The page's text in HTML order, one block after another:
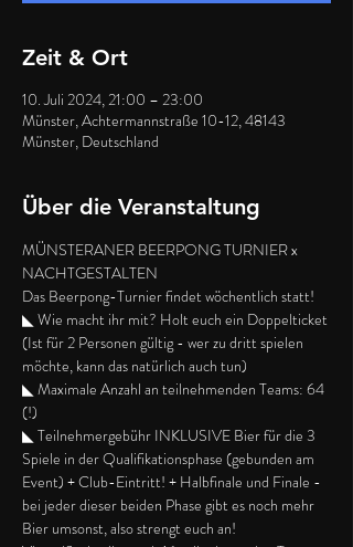
Zeit & Ort
10. Juli 2024, 21:00 – 23:00
Münster, Achtermannstraße 10-12, 48143
Münster, Deutschland
Über die Veranstaltung
MÜNSTERANER BEERPONG TURNIER x
NACHTGESTALTEN
Das Beerpong-Turnier findet wöchentlich statt!
◣ Wie macht ihr mit? Holt euch ein Doppelticket
(Ist für 2 Personen gültig - wer zu dritt spielen
möchte, kann das natürlich auch tun)
◣ Maximale Anzahl an teilnehmenden Teams: 64
(!)
◣ Teilnehmergebühr INKLUSIVE Bier für die 3
Spiele in der Qualifikationsphase (gebunden am
Event) + Club-Eintritt! + Halbfinale und Finale -
bei jeder dieser beiden Phase gibt es noch mehr
Bier umsonst, also strengt euch an!